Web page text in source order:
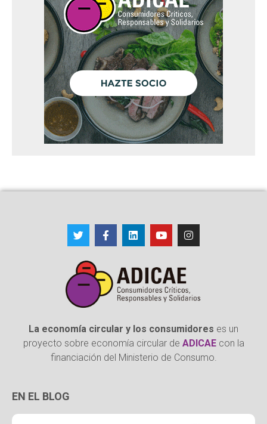
La economía circular y los consumidores es un
proyecto sobre economía circular de ADICAEcon la
financiación del Ministerio de Consumo.
EN EL BLOG